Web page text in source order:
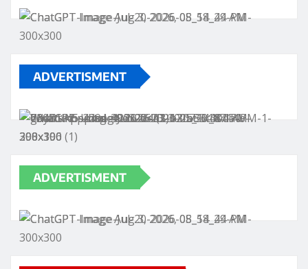
ADVERTISMENT
ADVERTISMENT